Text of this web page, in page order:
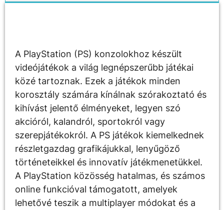
A PlayStation (PS) konzolokhoz készült
videójátékok a világ legnépszerűbb játékai
közé tartoznak. Ezek a játékok minden
korosztály számára kínálnak szórakoztató és
kihívást jelentő élményeket, legyen szó
akcióról, kalandról, sportokról vagy
szerepjátékokról. A PS játékok kiemelkednek
részletgazdag grafikájukkal, lenyűgöző
történeteikkel és innovatív játékmenetükkel.
A PlayStation közösség hatalmas, és számos
online funkcióval támogatott, amelyek
lehetővé teszik a multiplayer módokat és a